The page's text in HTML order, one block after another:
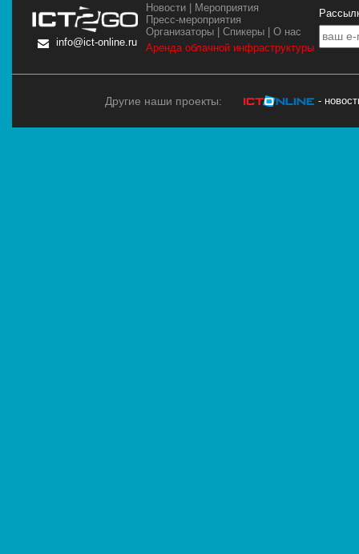
info@ict-online.ru
Новости | Мероприятия
Пресс-мероприятия
Организаторы |Спикеры |О нас
Аренда облачной инфраструктуры
Другие наши проекты: -